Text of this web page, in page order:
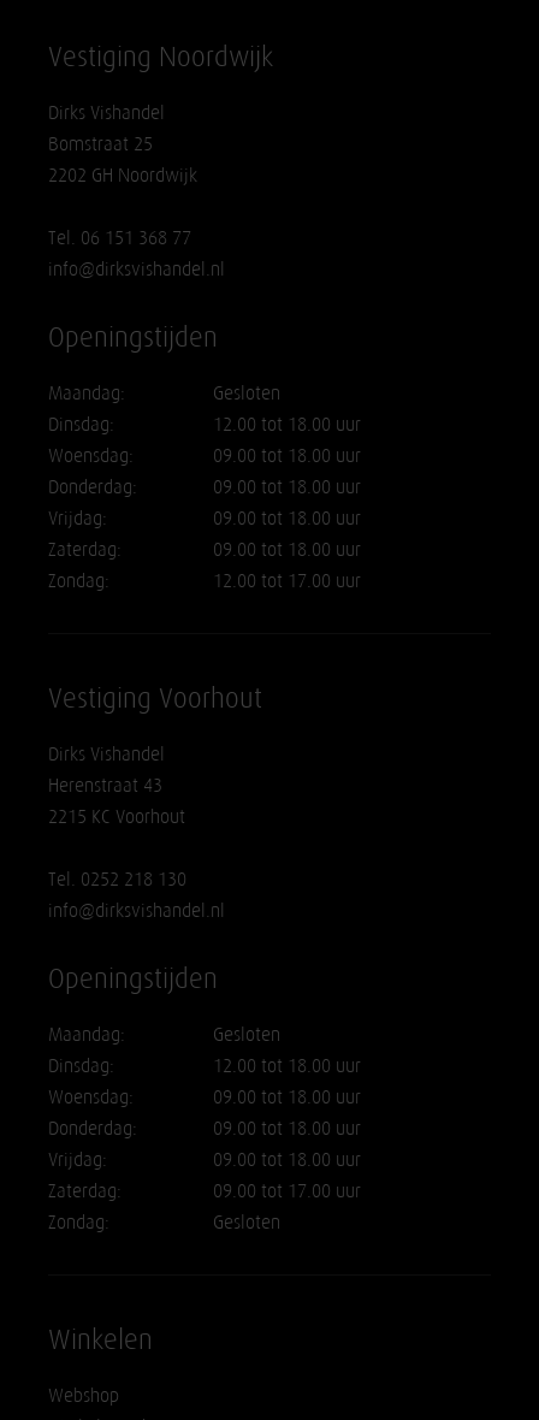
Vestiging Noordwijk
Dirks Vishandel
Bomstraat 25
2202 GH Noordwijk
Tel. 06 151 368 77
info@dirksvishandel.nl
Openingstijden
Maandag:
Gesloten
Dinsdag:
12.00 tot 18.00 uur
Woensdag:
09.00 tot 18.00 uur
Donderdag:
09.00 tot 18.00 uur
Vrijdag:
09.00 tot 18.00 uur
Zaterdag:
09.00 tot 18.00 uur
Zondag:
12.00 tot 17.00 uur
Vestiging Voorhout
Dirks Vishandel
Herenstraat 43
2215 KC Voorhout
Tel. 0252 218 130
info@dirksvishandel.nl
Openingstijden
Maandag:
Gesloten
Dinsdag:
12.00 tot 18.00 uur
Woensdag:
09.00 tot 18.00 uur
Donderdag:
09.00 tot 18.00 uur
Vrijdag:
09.00 tot 18.00 uur
Zaterdag:
09.00 tot 17.00 uur
Zondag:
Gesloten
Winkelen
Webshop